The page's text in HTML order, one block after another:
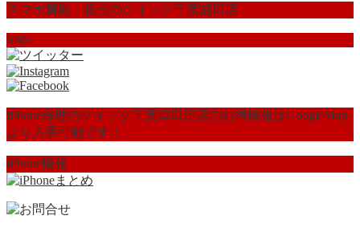
スマホ買取・販売のクイック千葉成田店
SNS
iPhone修理のクイック千葉津田沼店のお得情報はGoogleMap
より入手可能です！
iPhone情報